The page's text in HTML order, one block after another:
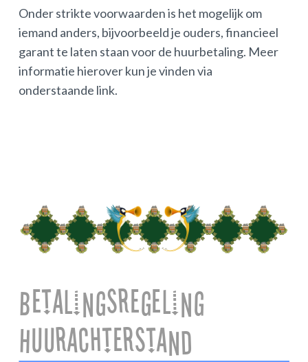
Onder strikte voorwaarden is het mogelijk om
iemand anders, bijvoorbeeld je ouders, financieel
garant te laten staan voor de huurbetaling. Meer
informatie hierover kun je vinden via
onderstaande link.
Betalingsregeling
Huurachterstand